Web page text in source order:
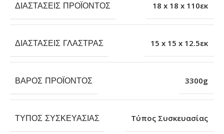
ΔΙΑΣΤΆΣΕΙΣ ΠΡΟΪΌΝΤΟΣ 18 x 18 x 110εκ
ΔΙΑΣΤΆΣΕΙΣ ΓΛΆΣΤΡΑΣ 15 x 15 x 12.5εκ
ΒΆΡΟΣ ΠΡΟΪΌΝΤΟΣ 3300g
ΤΎΠΟΣ ΣΥΣΚΕΥΑΣΊΑΣ Τύπος Συσκευασίας